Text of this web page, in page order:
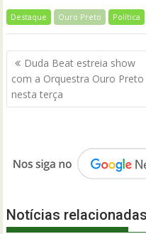
Destaque Ouro Preto Política
Navegação
de
Post
Duda Beat estreia show
com a Orquestra Ouro Preto
nesta terça
Notícias relacionadas